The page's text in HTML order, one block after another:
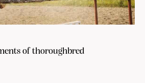
of thoroughbred